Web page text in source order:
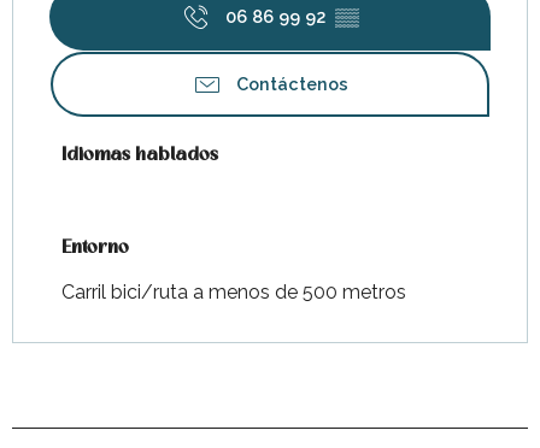
06 86 99 92 ▒▒
Contáctenos
Idiomas hablados
Idiomas hablados
Entorno
Entorno
Carril bici/ruta a menos de 500 metros